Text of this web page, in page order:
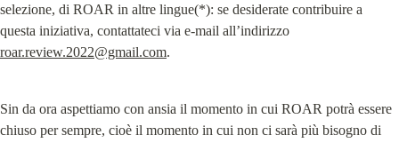
selezione, di ROAR in altre lingue(*): se desiderate contribuire a
roar.review.2022@gmail.com.
Sin da ora aspettiamo con ansia il momento in cui ROAR potrà essere
chiuso per sempre, cioè il momento in cui non ci sarà più bisogno di